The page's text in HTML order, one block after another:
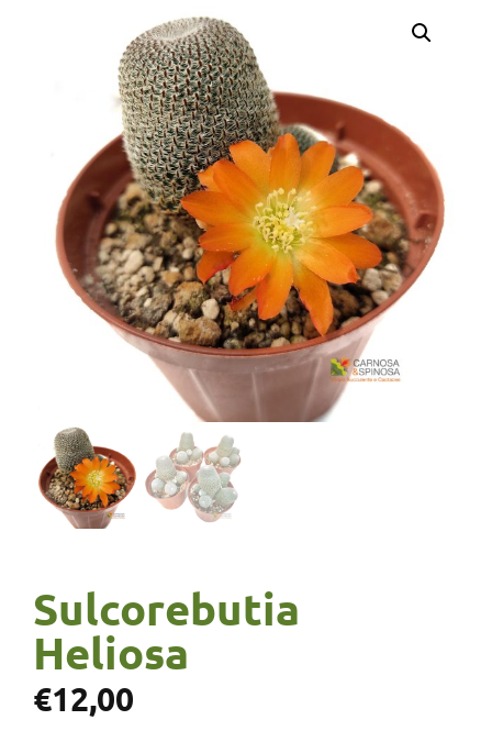
Sulcorebutia
Heliosa
€12,00